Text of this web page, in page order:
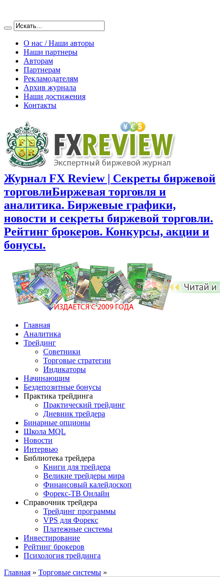
О нас / Наши авторы
Наши партнеры
Авторам
Партнерам
Рекламодателям
Архив журнала
Наши достижения
Контакты
Журнал FX Review | Секреты биржевой
торговлиБиржевая торговля и
аналитика. Биржевые графики,
новости и секреты биржевой торговли.
Рейтинг брокеров. Конкурсы, акции и
бонусы.
Главная
Аналитика
Трейдинг
Советники
Торговые стратегии
Индикаторы
Начинающим
Бездепозитные бонусы
Практика трейдинга
Практический трейдинг
Дневник трейдера
Бинарные опционы
Школа MQL
Новости
Интервью
Библиотека трейдера
Книги для трейдера
Великие трейдеры мира
Финансовый калейдоскоп
Форекс-ТВ Онлайн
Справочник трейдера
Трейдинг программы
VPS для Форекс
Платежные системы
Инвестирование
Рейтинг брокеров
Психология трейдинга
Главная » Торговые системы »